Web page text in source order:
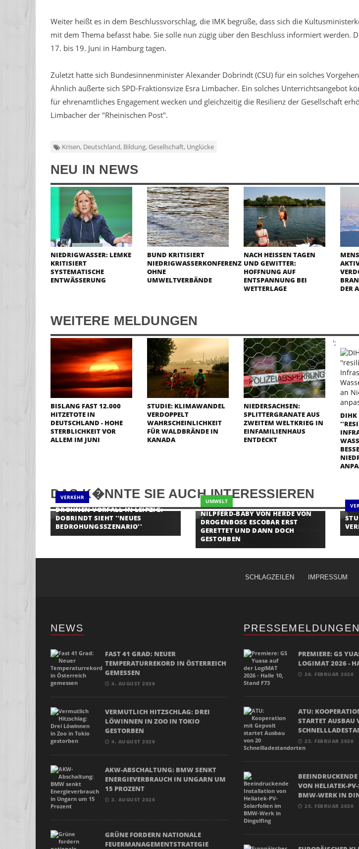
Weiter heißt es in dem Beschlussvorschlag, die IMK begrüße, dass sich die
mit dem Thema befasst habe. Sie solle nun zügig über den Beschluss informiert werden.
17. bis 19. Juni in Hamburg tagen.
Zuletzt hatte sich Bundesinnenminister Alexander Dobrindt (CSU) für ein solches
Ähnlich äußerte sich SPD-Fraktionsvize Esra Limbacher. Ein solches Unterrichtsangebot
für ehrenamtliches Engagement wecken und gleichzeitig die Resilienz der Gesellschaft
Limbacher der "Rheinischen Post".
Krisen, Deutschland, Bildung, Gesellschaft, Unglücke
NEU IN NEWS
NIEDRIGWASSER: LEMKE
KRITISIERT
SYSTEMATISCHE
ENTWÄSSERUNG
BUND KRITISIERT
NIEDRIGWASSERKONFERENZ
OHNE
UMWELTVERBÄNDE
NACH HEISSEN TAGEN U
ND GEWITTER: H
OFFNUNG AUF E
NTSPANNUNG BEI W
ETTERLAGE
DER
WEITERE MELDUNGEN
';
BISLANG FAST 12.000
HITZETOTE IN
DEUTSCHLAND - HOHE
STERBLICHKEIT VOR
ALLEM IM JUNI
STUDIE: KLIMAWANDEL
VERDOPPELT
WAHRSCHEINLICHKEIT
FÜR WALDBRÄNDE IN
KANADA
NIEDERSACHSEN:
SPLITTERGRANATE AUS
ZWEITEM WELTKRIEG IN
EINFAMILIENHAUS
ENTDECKT
DIHK
DAS K�NNTE SIE AUCH INTERESSIEREN
VERKEHR
DROHNEN-VORFALL IN LEIPZIG:
DOBRINDT SIEHT ''NEUES
BEDROHUNGSSZENARIO''
UMWELT
NILPFERD-BABY VON HERDE VON
DROGENBOSS ESCOBAR ERST
GERETTET UND DANN DOCH
GESTORBEN
SCHLAGZEILEN IMPRESSUM
NEWS
FAST 41 GRAD: NEUER
TEMPERATURREKORD IN ÖSTERREICH
GEMESSEN
4. AUGUST 2026
VERMUTLICH HITZSCHLAG: DREI
LÖWINNEN IN ZOO IN TOKIO
GESTORBEN
4. AUGUST 2026
AKW-ABSCHALTUNG: BMW SENKT
ENERGIEVERBRAUCH IN UNGARN UM
15 PROZENT
3. AUGUST 2026
GRÜNE FORDERN NATIONALE
FEUERMANAGEMENTSTRATEGIE
PRESSEMELDUNGEN
PREMIERE: GS
LOGIMAT 2026 -
26. FEBRUAR 2026
ATU:
STARTET AUSBAU
25. FEBRUAR 2026
VON HELIATEK-
BMW-WERK IN
25. FEBRUAR 2026